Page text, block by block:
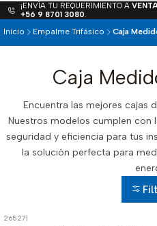
¡ENVÍA TU REQUERIMIENTO A
+56 9 8701 3080.
Inicio
Empalme Trifásico Caja
Caja
Encuentra las mejores cajas
Nuestros modelos cumplen con
seguridad y eficiencia para tus
la solución perfecta para
26527|